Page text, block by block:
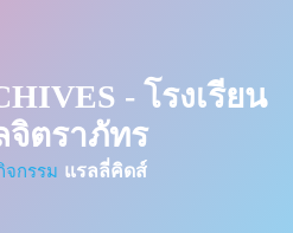
- โรงเรียน
จิตราภัทร
จกรรม แรลลี่คิดส์